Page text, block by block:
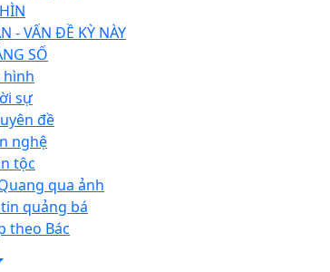
- VẤN ĐỀ KỲ NÀY
SỐ
hình
sự
đề
nghệ
tộc
qua ảnh
quảng bá
theo Bác